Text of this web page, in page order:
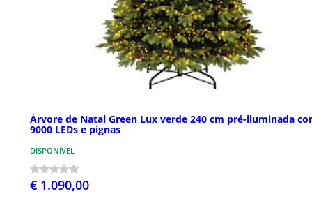
Árvore de Natal Green Lux verde 240 cm pré-iluminada
9000 LEDs e pignas
DISPONÍVEL
€ 1.090,00